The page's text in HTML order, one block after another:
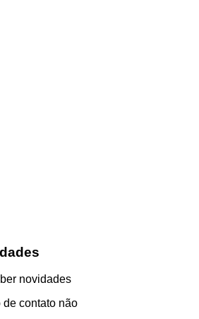
novidades
de contato não